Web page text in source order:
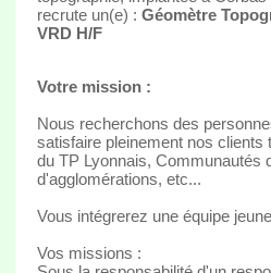
recrute un(e) : Géomètre
VRD H/F
Votre mission :
Nous recherchons des
satisfaire pleinement nos clients
du TP Lyonnais, Communautés
d'agglomérations, etc...
Vous intégrerez une équipe
Vos missions :